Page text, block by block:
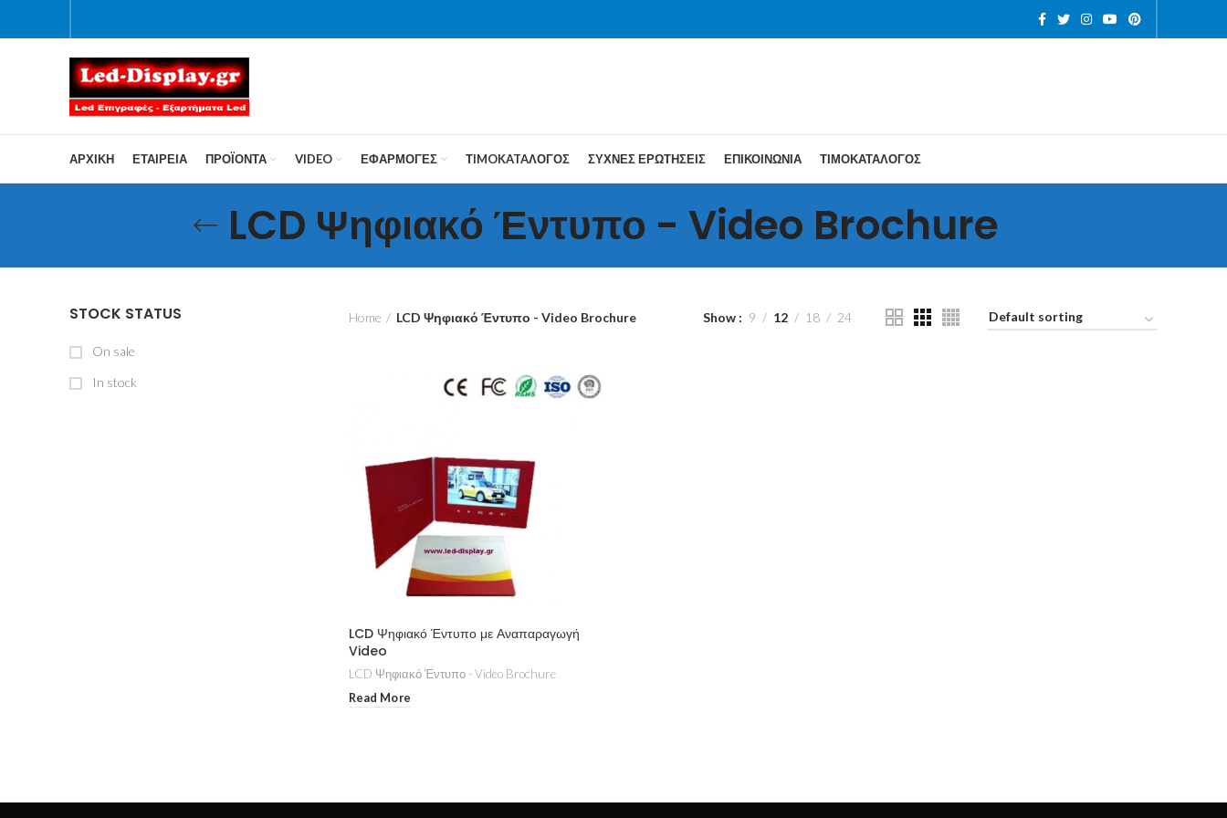
ΑΡΧΙΚΗ ΕΤΑΙΡΕΙΑ ΠΡΟΪΌΝΤΑ VIDEO ΕΦΑΡΜΟΓΕΣ ΤIMOKATAΛΟΓΟΣ ΣΥΧΝΕΣ ΕΡΩΤΗΣΕΙΣ ΕΠΙΚΟΙΝΩΝΙΑ ΤΙΜΟΚΑΤΑΛΟΓΟΣ
LCD Ψηφιακό Έντυπο - Video Brochure
STOCK STATUS
On sale
In stock
Home LCD Ψηφιακό Έντυπο - Video Brochure Show 9 12 18 24
LCD Ψηφιακό Έντυπο με Αναπαραγωγή
Video
LCD Ψηφιακό Έντυπο - Video Brochure
Read More